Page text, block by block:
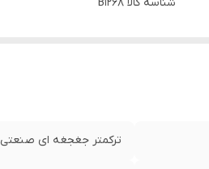
ترکمتر جغجغه ای صنعتی 48 دندانه ''3/4 درایو